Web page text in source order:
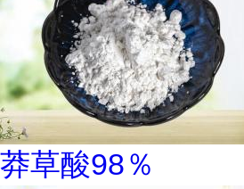
莽草酸98％